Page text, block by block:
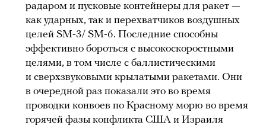
радаром и пусковые контейнеры для ракет —
как ударных, так и перехватчиков воздушных
целей SM-3/ SM-6. Последние способны
эффективно бороться с высокоскоростными
целями, в том числе с баллистическими
и сверхзвуковыми крылатыми ракетами. Они
в очередной раз показали это во время
проводки конвоев по Красному морю во время
горячей фазы конфликта США и Израиля